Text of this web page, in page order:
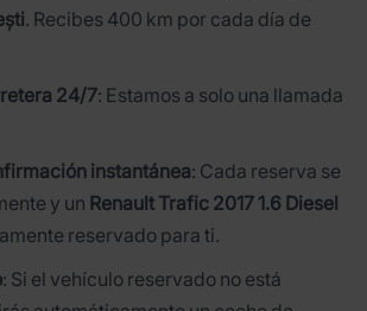
. Recibes 400 km por cada día de
24/7: Estamos a solo una llamada
instantánea: Cada reserva se
y un Renault Trafic 2017 1.6 Diesel
reservado para ti.
: Si el vehículo reservado no está